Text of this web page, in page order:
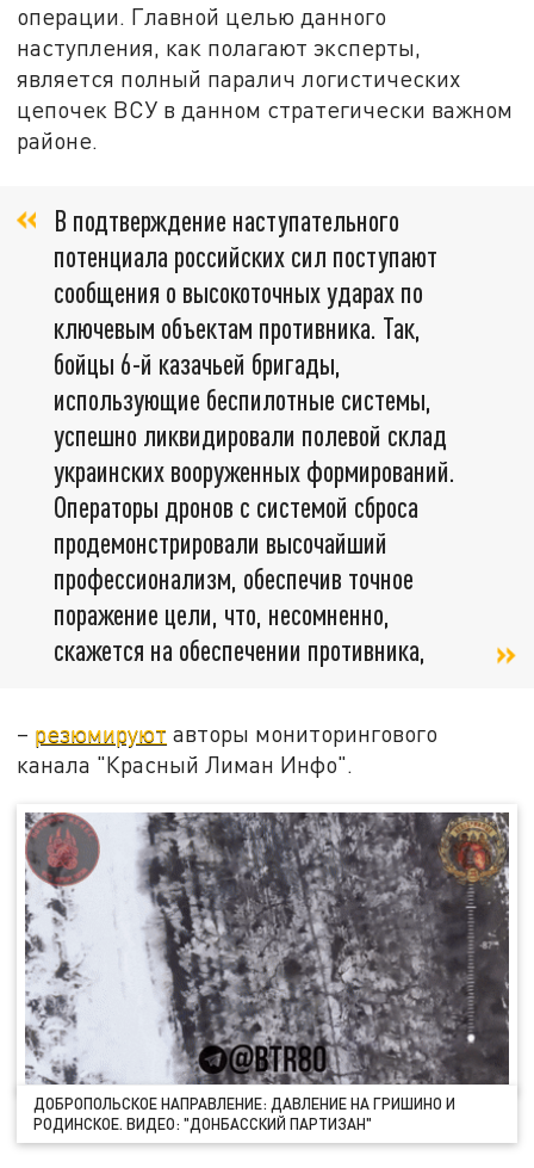
операции. Главной целью данного
наступления, как полагают эксперты,
является полный паралич логистических
цепочек ВСУ в данном стратегически важном
районе.
В подтверждение наступательного
потенциала российских сил поступают
сообщения о высокоточных ударах по
ключевым объектам противника. Так,
бойцы 6-й казачьей бригады,
использующие беспилотные системы,
успешно ликвидировали полевой склад
украинских вооруженных формирований.
Операторы дронов с системой сброса
продемонстрировали высочайший
профессионализм, обеспечив точное
поражение цели, что, несомненно,
скажется на обеспечении противника,
– резюмируют авторы мониторингового
канала "Красный Лиман Инфо".
ДОБРОПОЛЬСКОЕ НАПРАВЛЕНИЕ: ДАВЛЕНИЕ НА ГРИШИНО И
РОДИНСКОЕ. ВИДЕО: "ДОНБАССКИЙ ПАРТИЗАН"